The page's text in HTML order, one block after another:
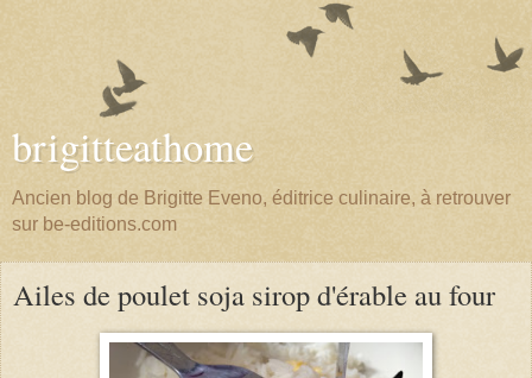
brigitteathome
Ancien blog de Brigitte Eveno, éditrice culinaire, à retrouver
sur be-editions.com
Ailes de poulet soja sirop d'érable au four